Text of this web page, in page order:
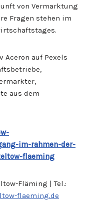
von Vermarktung
Fragen stehen im
aus dem
im-rahmen-der-
flaeming
Fläming | Tel.:
flaeming.de